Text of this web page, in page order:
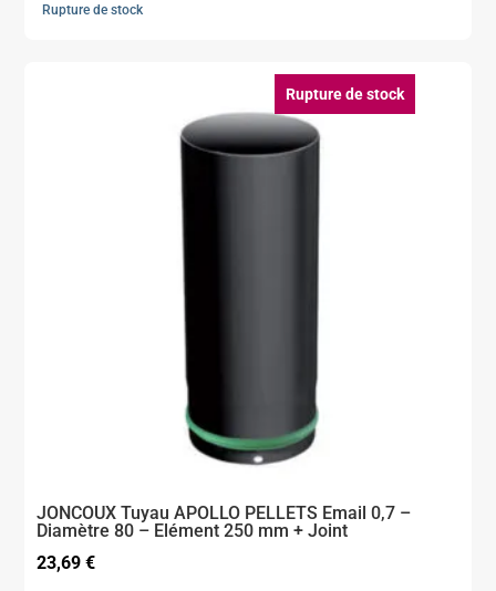
Rupture de stock
Rupture de stock
JONCOUX Tuyau APOLLO PELLETS Email 0,7 –
Diamètre 80 – Elément 250 mm + Joint
23,69€